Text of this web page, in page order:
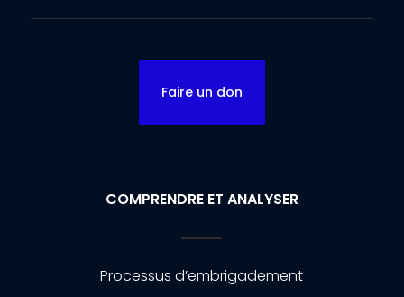
Faire un don
COMPRENDRE ET ANALYSER
Processus d’embrigadement